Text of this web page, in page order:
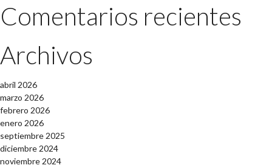
Comentarios recientes
Archivos
abril 2026
marzo 2026
febrero 2026
enero 2026
septiembre 2025
diciembre 2024
noviembre 2024